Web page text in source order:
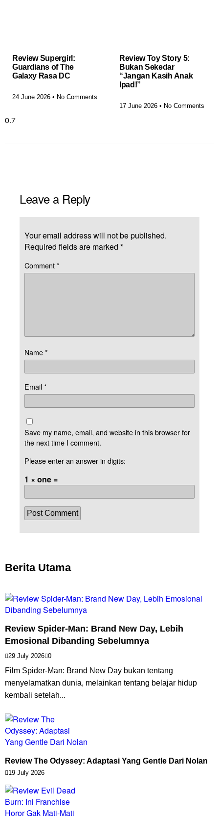
Review Supergirl:
Guardians of The
Galaxy Rasa DC
24 June 2026 No Comments
Review Toy Story 5:
Bukan Sekedar
“Jangan Kasih Anak
Ipad!”
17 June 2026 No Comments
Leave a Reply
Your email address will not be published.
Required fields are marked *
Comment*
Name*
Email*
Save my name, email, and website in this browser for
the next time I comment.
Please enter an answer in digits:
1 × one =
Berita Utama
Review Spider-Man: Brand New Day, Lebih
Emosional Dibanding Sebelumnya
29 July 2026 0
Film Spider-Man: Brand New Day bukan tentang
menyelamatkan dunia, melainkan tentang belajar hidup
kembali setelah...
Review The Odyssey: Adaptasi Yang Gentle Dari Nolan
19 July 2026